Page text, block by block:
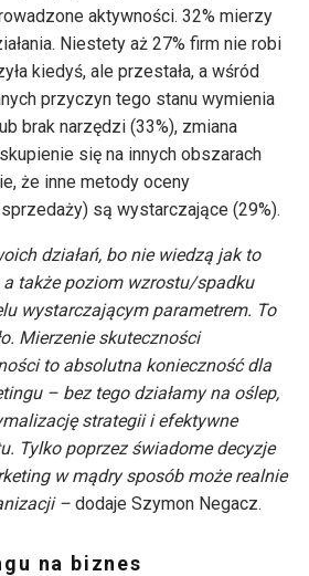
aktywności. 32% mierzy
Niestety aż 27% firm nie robi
kiedyś, ale przestała, a wśród
przyczyn tego stanu wymienia
brak narzędzi (33%), zmiana
się na innych obszarach
że inne metody oceny
są wystarczające (29%).
działań, bo nie wiedzą jak to
a także poziom wzrostu/spadku
wystarczającym parametrem. To
Mierzenie skuteczności
to absolutna konieczność dla
– bez tego działamy na oślep,
strategii i efektywne
Tylko poprzez świadome decyzje
w mądry sposób może realnie
– dodaje Szymon Negacz.
na biznes